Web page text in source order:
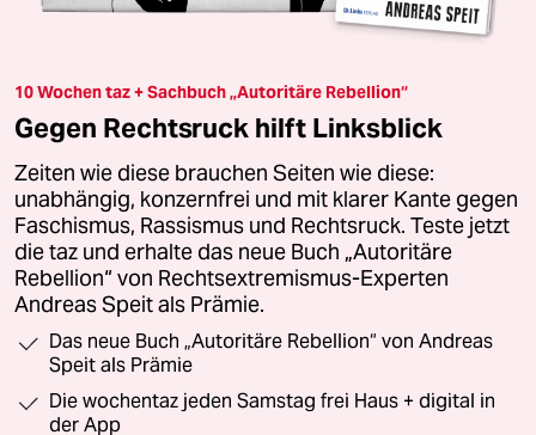
10 Wochen taz + Sachbuch „Autoritäre Rebellion“
Gegen Rechtsruck hilft Linksblick
Zeiten wie diese brauchen Seiten wie diese:
unabhängig, konzernfrei und mit klarer Kante gegen
Faschismus, Rassismus und Rechtsruck. Teste jetzt
die taz und erhalte das neue Buch „Autoritäre
Rebellion“ von Rechtsextremismus-Experten
Andreas Speit als Prämie.
Das neue Buch „Autoritäre Rebellion“ von Andreas
Speit als Prämie
Die wochentaz jeden Samstag frei Haus + digital in
der App